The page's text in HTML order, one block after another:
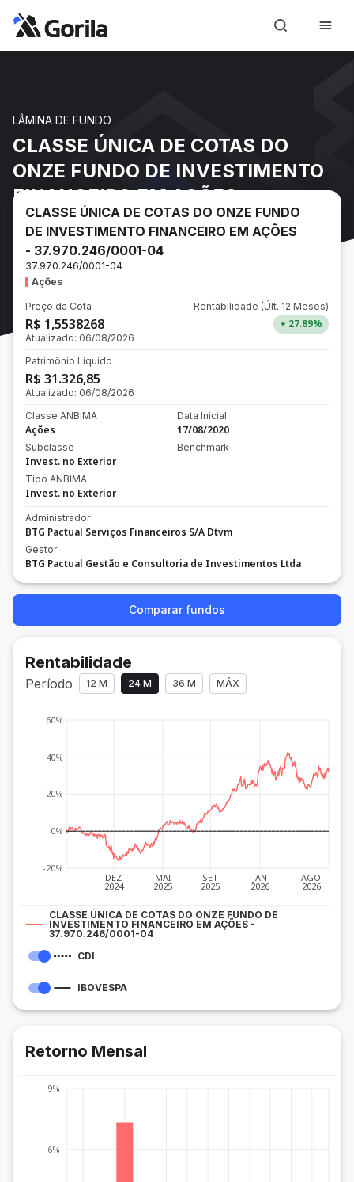
LÂMINA DE FUNDO
CLASSE ÚNICA DE COTAS DO
ONZE FUNDO DE INVESTIMENTO
FINANCEIRO EM AÇÕES -
37.970.246/0001-04
CLASSE ÚNICA DE COTAS DO ONZE FUNDO
DE INVESTIMENTO FINANCEIRO EM AÇÕES
- 37.970.246/0001-04
37.970.246/0001-04
Ações
Preço da Cota
R$ 1,5538268
Atualizado: 06/08/2026
Rentabilidade (Últ. 12 Meses)
+ 27.89%
Patrimônio Líquido
R$ 31.326,85
Atualizado: 06/08/2026
Classe ANBIMA
Ações
Subclasse
Invest. no Exterior
Tipo ANBIMA
Invest. no Exterior
Data Inicial
17/08/2020
Benchmark
Administrador
BTG Pactual Serviços Financeiros S/A Dtvm
Gestor
BTG Pactual Gestão e Consultoria de Investimentos Ltda
Comparar fundos
Rentabilidade
Período 12 M 24 M 36 M MÁX
DEZ
2024
MAI
2025
SET
2025
JAN
2026
AGO
2026
-20%
0%
20%
40%
60%
CLASSE ÚNICA DE COTAS DO ONZE FUNDO DE
INVESTIMENTO FINANCEIRO EM AÇÕES -
37.970.246/0001-04
CDI
IBOVESPA
Retorno Mensal
6%
9%